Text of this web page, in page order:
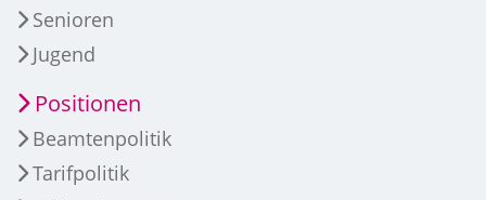
Senioren
Jugend
Positionen
Beamtenpolitik
Tarifpolitik